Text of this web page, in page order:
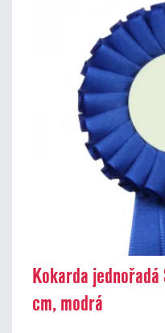
Kokarda jednořadá
cm, modrá